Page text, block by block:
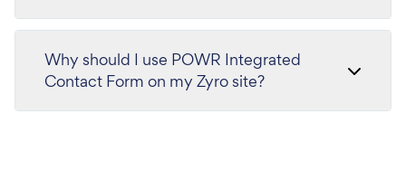
Why should I use POWR Integrated
Contact Form on my Zyro site?